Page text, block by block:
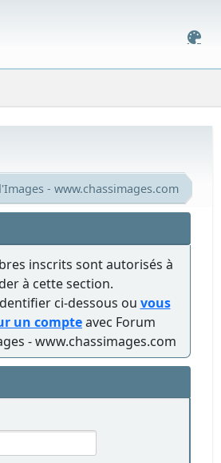
- www.chassimages.com
inscrits sont autorisés à
à cette section.
ci-dessous ou vous
un compteavec Forum
- www.chassimages.com